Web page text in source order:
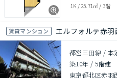
1K / 25.71㎡ / 3階
賃貸マンション エルフォルテ赤羽
都営三田線 / 本
築10年 /5階建
東京都北区赤羽